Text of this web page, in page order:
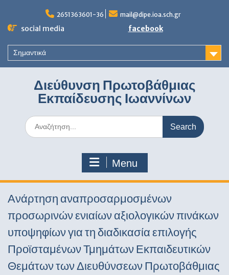
content
2651363601-36 mail@dipe.ioa.sch.gr
social media facebook
Σημαντικά
Διεύθυνση Πρωτοβάθμιας
Εκπαίδευσης Ιωαννίνων
Search
for:
Menu
Ανάρτηση αναπροσαρμοσμένων
προσωρινών ενιαίων αξιολογικών πινάκων
υποψηφίων για τη διαδικασία επιλογής
Προϊσταμένων Τμημάτων Εκπαιδευτικών
Θεμάτων των Διευθύνσεων Πρωτοβάθμιας